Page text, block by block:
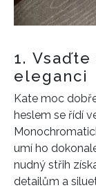
1.
eleganci
Kate moc
heslem se řídí
umí ho
nudný střih
detailům a